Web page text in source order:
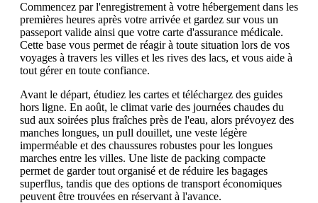
Commencez par l'enregistrement à votre hébergement dans les
premières heures après votre arrivée et gardez sur vous un
passeport valide ainsi que votre carte d'assurance médicale.
Cette base vous permet de réagir à toute situation lors de vos
voyages à travers les villes et les rives des lacs, et vous aide à
tout gérer en toute confiance.
Avant le départ, étudiez les cartes et téléchargez des guides
hors ligne. En août, le climat varie des journées chaudes du
sud aux soirées plus fraîches près de l'eau, alors prévoyez des
manches longues, un pull douillet, une veste légère
imperméable et des chaussures robustes pour les longues
marches entre les villes. Une liste de packing compacte
permet de garder tout organisé et de réduire les bagages
superflus, tandis que des options de transport économiques
peuvent être trouvées en réservant à l'avance.